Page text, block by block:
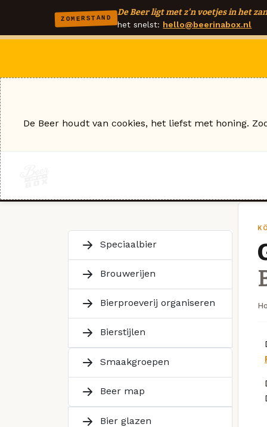
ZOMERSTAND
De Beer ligt met z'n voetjes in het
het snelst: hello@beerinabox.nl
Speciaalbier
Brouwerijen
Bierproeverij organiseren
Bierstijlen
Smaakgroepen
Beer map
Bier glazen
De Beer houdt van cookies, het liefst met honing.